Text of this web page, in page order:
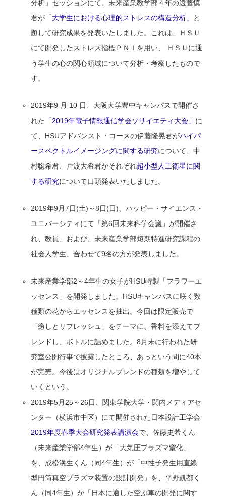
分析」セッションにて、未来産業教学部４年の遠藤慎
君が 「大学生における心理的ストレスの構造分析」
と
題して研究成果を発表いたしました。これは、ＨＳＵ
にて開発したストレス指標ＰＮＩを用い、 ＨＳＵに通
う学生の心の関心領域について分析・考察したもので
す。
2019年9 月 10 日、大阪大学豊中キャンパスで開催さ
れた
「2019年電子情報通信学会ソサイエティ大会」 に
て、HSUアドバンスト・コースの伊藤隆晃君がハイパ
ースペクトルイメージングに関する研究について、中
村聡希君、戸波大希君がそれぞれ超小型人工衛星に関
する研究について口頭発表いたしました。
2019年9月7日(土)～8日(日)、ハッピー・サイエンス・
ユニバーシティにて「第6回未来科学会議」が開催さ
れ、教員、および、未来産業学部短期特進研究課程の
社会人学生、合わせて9名の方が発表しました。
未来産業学部2～4年生の女子がHSU特製「フラワーエ
ッセンス」を開発しました。HSUキャンパスに咲く数
種類の花からエッセンスを抽出。今回は限定販売で
「癒しとリフレッシュ」をテーマに、香料を添えてブ
レンドし、ボトルに詰めました。8月末に行われた研
究室公開行事で披露したところ、あっという間に40本
が完売。今後はオリジナルブレンドの種類を増やして
いくという。
2019年5月25～26日、関東学院大学・関内メディアセ
ンター（横浜市中区）にて開催された日本設計工学会
2019年度春季大会研究発表講演会で、佐藤史希くん
（未来産業学部4年生）が「大気圧プラズマ窒化」
を、成松滉生くん（同4年生）が「中性子発生用直線
型円筒真空プラズマ装置の設計開発」を、平野凱都く
ん（同4年生）が「日本に適した空ぶ車の開発に関す